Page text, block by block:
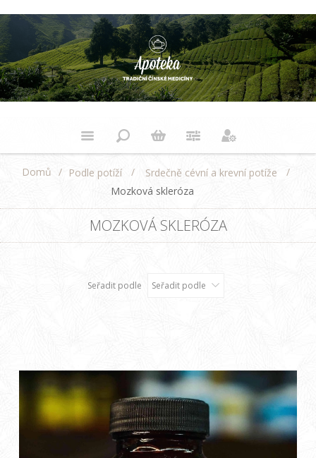
Domů / Podle potíží / Srdečně cévní a krevní potíže
/
Mozková skleróza
MOZKOVÁ SKLERÓZA
Seřadit podle Seřadit podle